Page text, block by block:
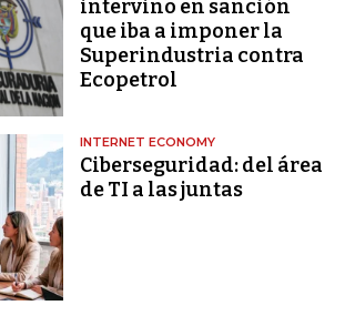
intervino en sanción
que iba a imponer la
Superindustria contra
Ecopetrol
INTERNET ECONOMY
Ciberseguridad: del área
de TI a las juntas